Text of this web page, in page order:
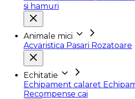
si hamuri
Animale mici
Acvaristica Pasari Rozatoare
Echitatie
Echipament calaret
Recompense cai